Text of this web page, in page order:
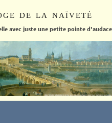
de la naïveté
avec juste une petite pointe d'audace